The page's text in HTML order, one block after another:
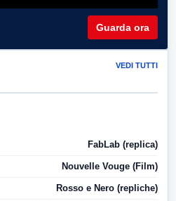
Guarda ora
VEDI TUTTI
FabLab (replica)
Nouvelle Vouge (Film)
Rosso e Nero (repliche)